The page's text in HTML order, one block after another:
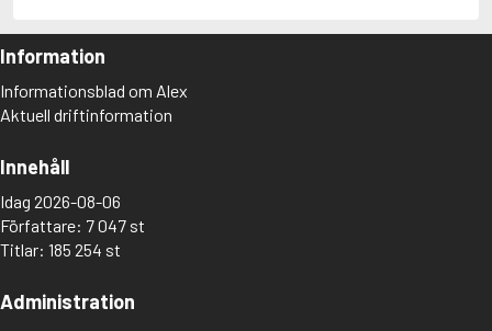
Information
Informationsblad om Alex
Aktuell driftinformation
Innehåll
Idag 2026-08-06
Författare: 7 047 st
Titlar: 185 254 st
Administration